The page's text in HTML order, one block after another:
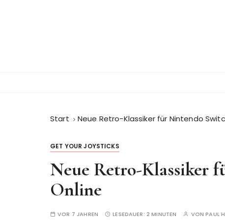
Start Neue Retro-Klassiker für Nintendo
GET YOUR JOYSTICKS
Neue Retro-Klassiker
Online
VOR 7 JAHREN LESEDAUER: 2 MINUTEN VONPAUL